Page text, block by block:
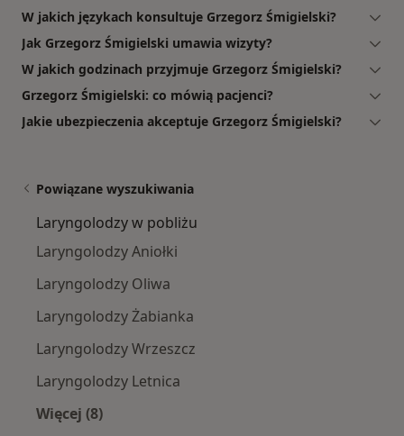
W jakich językach konsultuje Grzegorz Śmigielski?
Jak Grzegorz Śmigielski umawia wizyty?
W jakich godzinach przyjmuje Grzegorz Śmigielski?
Grzegorz Śmigielski: co mówią pacjenci?
Jakie ubezpieczenia akceptuje Grzegorz Śmigielski?
Powiązane wyszukiwania
Laryngolodzy w pobliżu
Laryngolodzy Aniołki
Laryngolodzy Oliwa
Laryngolodzy Żabianka
Laryngolodzy Wrzeszcz
Laryngolodzy Letnica
Więcej (8)